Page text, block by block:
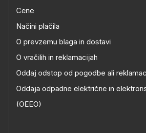
Cene
Načini plačila
O prevzemu blaga in dostavi
O vračilih in reklamacijah
Oddaj odstop od pogodbe ali
Oddaja odpadne električne in
(OEEO)